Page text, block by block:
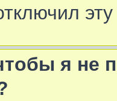
я не